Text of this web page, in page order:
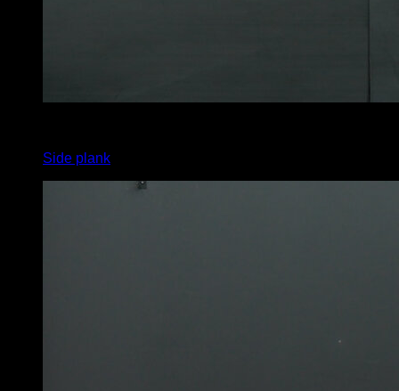
Side plank